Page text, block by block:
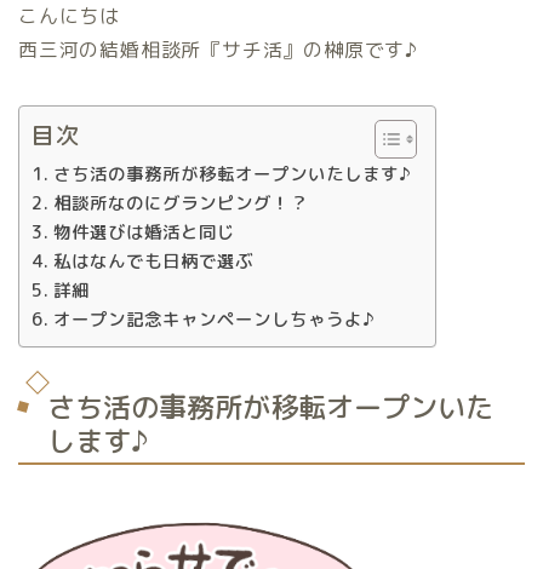
こんにちは
西三河の結婚相談所『サチ活』の榊原です♪
目次
さち活の事務所が移転オープンいたします♪
相談所なのにグランピング！？
物件選びは婚活と同じ
私はなんでも日柄で選ぶ
詳細
オープン記念キャンペーンしちゃうよ♪
さち活の事務所が移転オープンいた
します♪